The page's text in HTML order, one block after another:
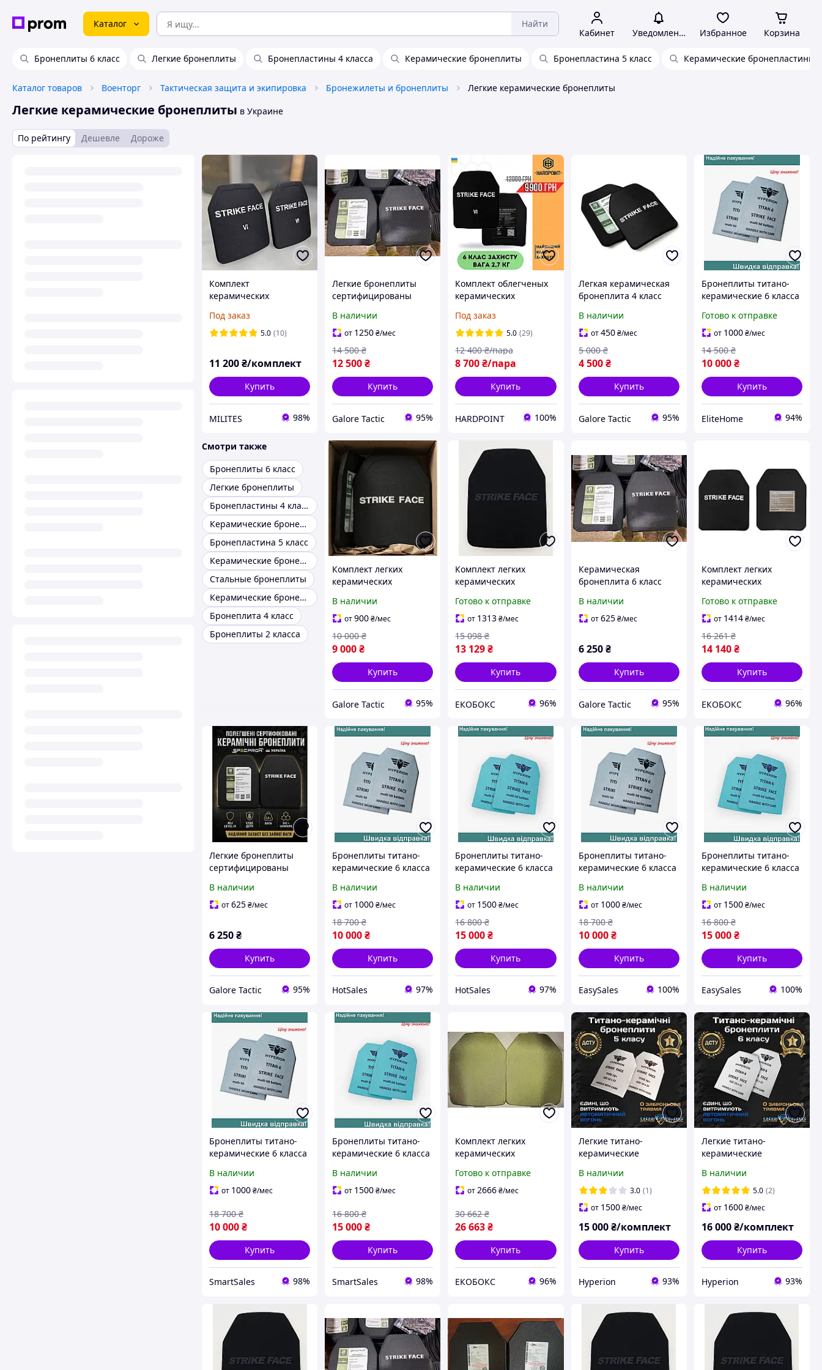
Каталог Найти
Кабинет Уведомления Избранное Корзина
Бронеплиты 6 класс Легкие бронеплиты Бронепластины 4 класса Керамические бронеплиты Бронепластина 5 класс Керамические бронепластины
Каталог товаров Военторг Тактическая защита и экипировка Бронежилеты и бронеплиты Легкие керамические бронеплиты
Легкие керамические бронеплиты в Украине
По рейтингу Дешевле Дороже
Комплект
керамических
6 класса ДСТУ. Лёгкие
бронепластины 6 класс
Под заказ
5.0 (10)
11 200₴/комплект
Купить
MILITES 98%
Легкие бронеплиты
сертифицированы
бронеплиты NIJ Level IV
(6 класс ДСТУ) 2,4 кг
бронеплиты 6 класс
комплект 2 штуки
В наличии
от 1250₴/мес
12 500₴
14 500 ₴
Купить
Galore Tactic 95%
Комплект облегченых
керамических
бронежилет 6 класс.
Легкие бронепластины
Study Armor 6 класс
ДСТУ
Под заказ
5.0 (29)
8 700₴/пара
12 400 ₴/пара
Купить
HARDPOINT 100%
Легкая керамическая
бронеплита 4 класс
25×30 см Бронеплиты 4
класс бронепластины
В наличии
от450 ₴/мес
4 500 ₴
5 000 ₴
Купить
Galore Tactic 95%
Бронеплиты титано-
керамические 6 класса
штурмовых
подразделений легкие
баллистические плиты
3,5 кг
Готово к отправке
от 1000₴/мес
10 000₴
14 500 ₴
Купить
EliteHome 94%
Смотри также
Бронеплиты 6 класс
Легкие бронеплиты
Бронепластины 4 класса
Керамические бронеплиты
Бронепластина 5 класс
Керамические бронепластины
Стальные бронеплиты
Керамические бронепластины 4 класс
Бронеплита 4 класс
Бронеплиты 2 класса
Комплект легких
керамических
ДСТУ NIJ III+ 25×30 см 2
кг
В наличии
от900₴/мес
9 000₴
10 000 ₴
Купить
Galore Tactic 95%
Комплект легких
керамических
oxide 5-го класса 2,35 кг
(25х30см) EKOBOX
Готово к отправке
от 1313₴/мес
13 129₴
15 098 ₴
Купить
ЕКОБОКС 96%
Керамическая
бронеплита 6 класс
см бронеплиты легкие
6 класс
В наличии
от625 ₴/мес
6 250 ₴
Купить
Galore Tactic 95%
Комплект легких
керамических
Action Defence 6 класса
(2.8 кг) EKOBOX
Готово к отправке
от 1414₴/мес
14 140₴
16 261 ₴
Купить
ЕКОБОКС 96%
Легкие бронеплиты
сертифицированы
бронеплиты SPECPROM
NIJ Level IV (6 класс
В наличии
от625₴/мес
6 250₴
Купить
Galore Tactic 95%
Бронеплиты титано-
керамические 6 класса
штурмовых
подразделений легкие
3,5 кг
В наличии
от 1000₴/мес
10 000₴
18 700 ₴
Купить
HotSales 97%
Бронеплиты титано-
керамические 6 класса
защиты от пуль и
осколков легкие 4,9 кг
В наличии
от 1500₴/мес
15 000₴
16 800 ₴
Купить
HotSales 97%
Бронеплиты титано-
керамические 6 класса
штурмовых
подразделений легкие
3,5 кг
В наличии
от 1000 ₴/мес
10 000 ₴
18 700 ₴
Купить
EasySales 100%
Бронеплиты титано-
керамические 6 класса
защиты от пуль и
осколков легкие 4,9 кг
В наличии
от 1500₴/мес
15 000₴
16 800 ₴
Купить
EasySales 100%
Бронеплиты титано-
керамические 6 класса
штурмовых
подразделений легкие
3,5 кг
В наличии
от 1000₴/мес
10 000₴
18 700 ₴
Купить
SmartSales 98%
Бронеплиты титано-
керамические 6 класса
защиты от пуль и
осколков легкие 4,9 кг
В наличии
от 1500₴/мес
15 000₴
16 800 ₴
Купить
SmartSales 98%
Комплект легких
керамических
6-го класса 2.55 кг
(25х30см) EKOBOX
Готово к отправке
от2666₴/мес
26 663₴
30 662 ₴
Купить
ЕКОБОКС 96%
Легкие титано-
керамические
вес 2,8кг
В наличии
3.0 (1)
от 1500 ₴/мес
15 000 ₴/комплект
Купить
Hyperion 93%
Легкие титано-
керамические
по дсту
В наличии
5.0 (2)
от 1600₴/мес
16 000₴/комплект
Купить
Hyperion 93%